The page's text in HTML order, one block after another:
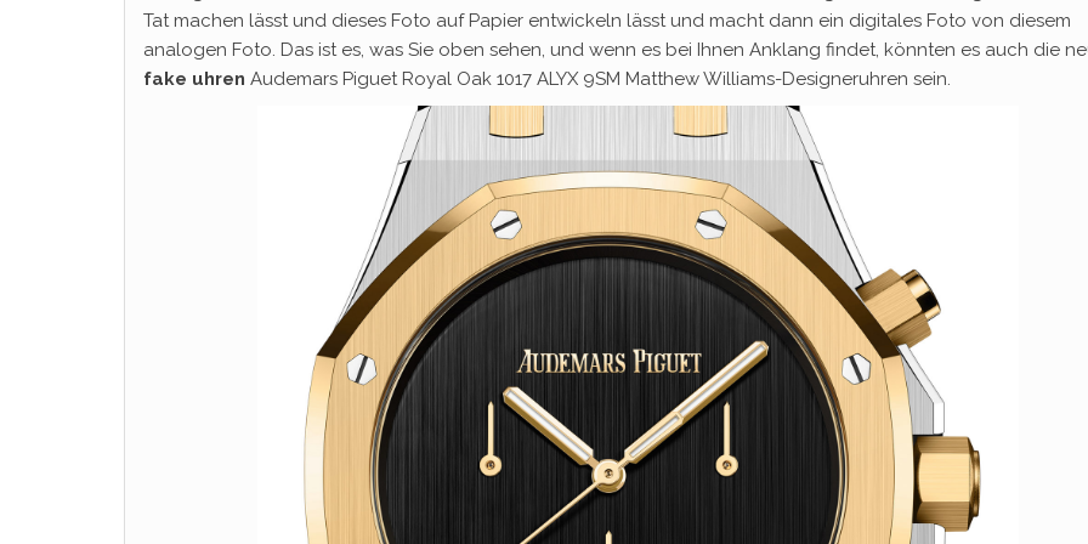
Tat machen lässt und dieses Foto auf Papier entwickeln lässt und macht dann ein digitales Foto von diesem
analogen Foto. Das ist es, was Sie oben sehen, und wenn es bei Ihnen Anklang findet, könnten es auch die
fake uhren Audemars Piguet Royal Oak 1017 ALYX 9SM Matthew Williams-Designeruhren sein.